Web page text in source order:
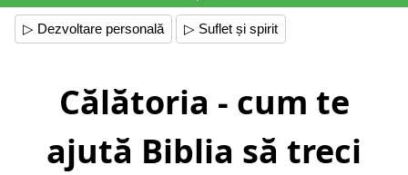
▷ Dezvoltare personală ▷ Suflet și spirit
Călătoria - cum te
ajută Biblia să treci